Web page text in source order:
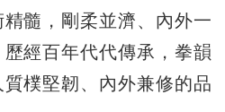
髓，剛柔並濟、內外一
經百年代代傳承，拳韻
樸堅韌、內外兼修的品